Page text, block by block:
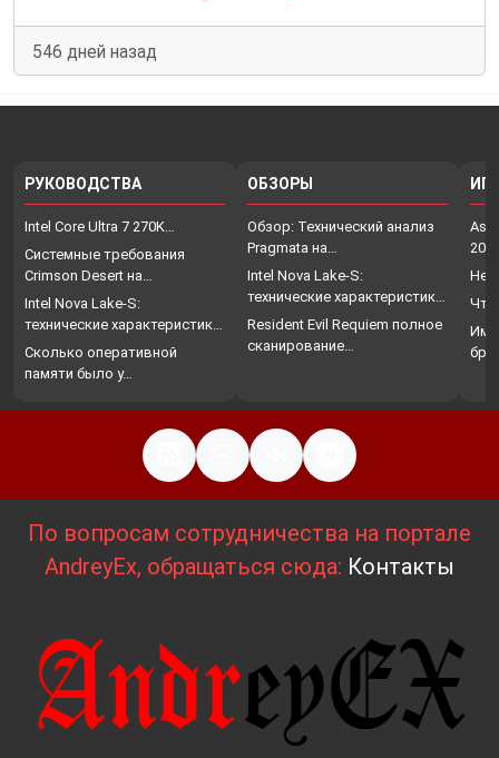
546 дней назад
РУКОВОДСТВА
Intel Core Ultra 7 270K…
Системные требования
Crimson Desert на…
Intel Nova Lake-S:
технические характеристики,
…
Сколько оперативной
памяти было у…
ОБЗОРЫ
Обзор: Технический анализ
Pragmata на…
Intel Nova Lake-S:
технические характеристики,
…
Resident Evil Requiem полное
сканирование…
Что
По вопросам сотрудничества на портале
AndreyEx, обращаться сюда: Контакты